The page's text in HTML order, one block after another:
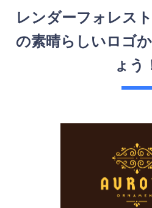
レンダーフォレス
の素晴らしいロゴ
ょう